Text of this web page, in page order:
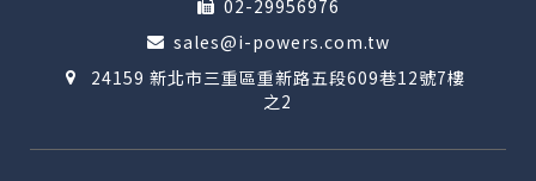
02-29956976
sales@i-powers.com.tw
24159 新北市三重區重新路五段609巷12號7樓
之2